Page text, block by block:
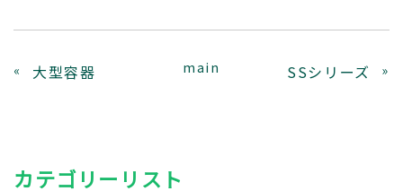
« 大型容器 main SSシリーズ »
カテゴリーリスト